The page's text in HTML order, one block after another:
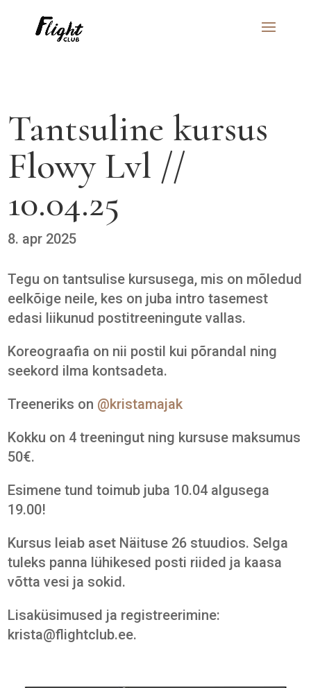
Tantsuline kursus
Flowy Lvl //
10.04.25
8. apr 2025
Tegu on tantsulise kursusega, mis on mõledud
eelkõige neile, kes on juba intro tasemest
edasi liikunud postitreeningute vallas.
Koreograafia on nii postil kui põrandal ning
seekord ilma kontsadeta.
Treeneriks on @kristamajak
Kokku on 4 treeningut ning kursuse maksumus
50€.
Esimene tund toimub juba 10.04 algusega
19.00!
Kursus leiab aset Näituse 26 stuudios. Selga
tuleks panna lühikesed posti riided ja kaasa
võtta vesi ja sokid.
Lisaküsimused ja registreerimine:
krista@flightclub.ee.